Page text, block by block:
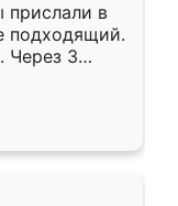
прислали в
подходящий.
Через 3
Остались